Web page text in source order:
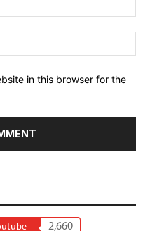
in this browser for the
2,660